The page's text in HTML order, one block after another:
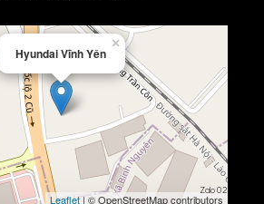
Hyundai Vĩnh Yên
×
Leaflet| © OpenStreetMap contributors
Zalo 02